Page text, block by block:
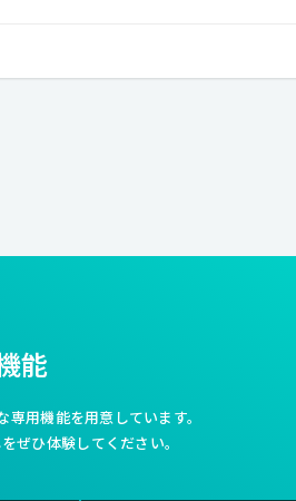
こにエンジニアチームからのアイデア
能
用機能を用意しています。
ぜひ体験してください。